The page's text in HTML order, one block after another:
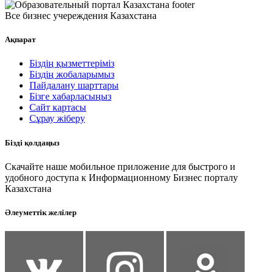
Все бизнес учереждения Казахстана
Ақпарат
Біздің қызметтеріміз
Біздің жобаларымыз
Пайдалану шарттары
Бізге хабарласыңыз
Сайт картасы
Сұрау жіберу
Бізді қолдаңыз
Скачайте наше мобильное приложение для быстрого и
удобного доступа к Информационному Бизнес порталу
Казахстана
Әлеуметтік желілер